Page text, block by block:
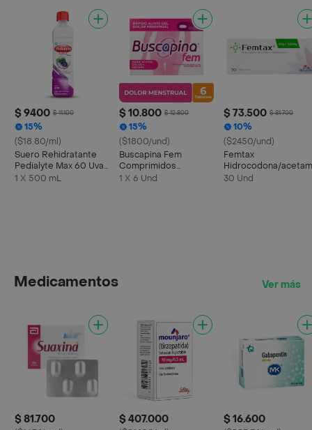
$ 9400 $ 11.100
15%
($18.80/ml)
Suero Rehidratante
Pedialyte Max 60 Uva
Frasco 500 mL
1 X 500 mL
$ 10.800 $ 12.800
15%
($1800/und)
Buscapina Fem
Comprimidos
Recubiertos
1 X 6 Und
$ 73.500 $ 81.700
10%
($2450/und)
Femtax
Hidrocodona/
5/325 Mg
30 Und
Medicamentos Ver más
$ 81.700 $ 407.000 $ 16.600